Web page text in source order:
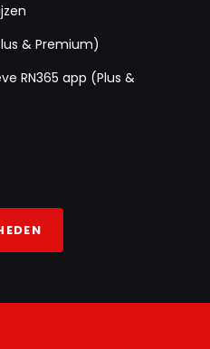
& Premium)
RN365 app (Plus &